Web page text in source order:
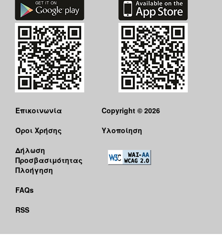
Επικοινωνία
Όροι Χρήσης
Δήλωση
Προσβασιμότητας
Πλοήγηση
FAQs
RSS
Copyright © 2026
Υλοποίηση